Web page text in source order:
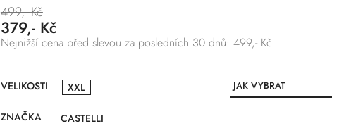
499,- Kč
379,- Kč
Nejnižší cena před slevou za posledních 30 dnů: 499,- Kč
VELIKOSTI XXL
JAK VYBRAT
VELIKOST
ZNAČKA CASTELLI